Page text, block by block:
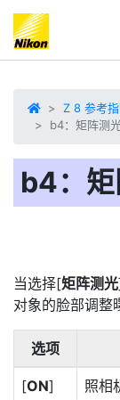
Z 8 参考
b4：矩阵测
b4：矩
当选择[矩阵测光
对象的脸部调整
选项
[ON] 照相